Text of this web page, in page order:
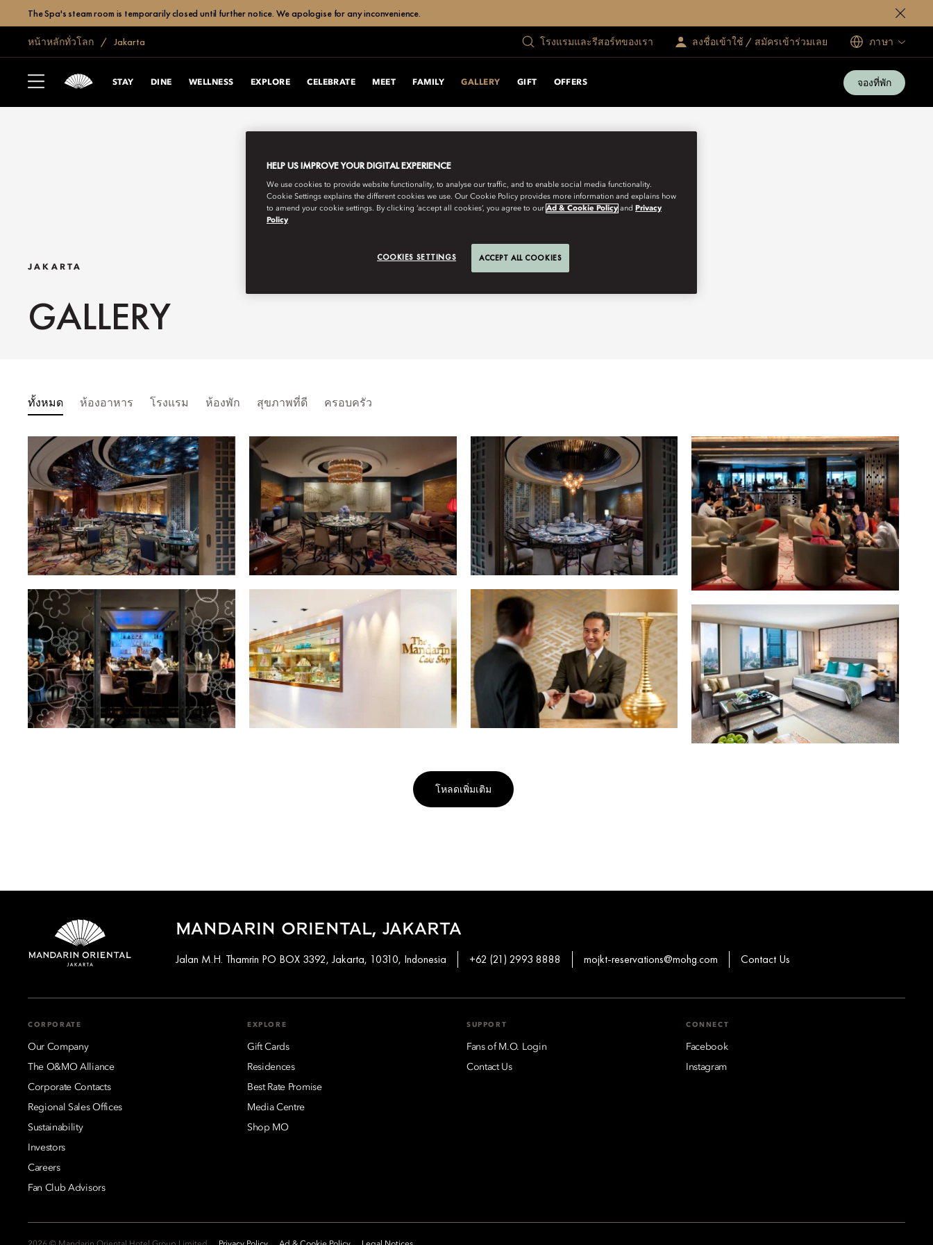
The Spa's steam room is temporarily closed until further notice. We apologise for any inconvenience.
หน้าหลักทั่วโลก Jakarta โรงแรมและรีสอร์ทของเรา ลงชื่อเข้าใช้ / สมัครเข้าร่วมเลย ภาษา
STAY DINE WELLNESS EXPLORE CELEBRATE MEET FAMILY GALLERY GIFT OFFERS จองที่พัก
JAKARTA
GALLERY
ทั้งหมด ห้องอาหาร โรงแรม ห้องพัก สุขภาพที่ดี ครอบครัว
โหลดเพิ่มเติม
MANDARIN ORIENTAL, JAKARTA
Jalan M.H. Thamrin PO BOX 3392, Jakarta, 10310, Indonesia +62 (21) 2993 8888 mojkt-reservations@mohg.com Contact Us
CORPORATE
Our Company
The O&MO Alliance
Corporate Contacts
Regional Sales Offices
Sustainability
Investors
Careers
Fan Club Advisors
EXPLORE
Gift Cards
Residences
Best Rate Promise
Media Centre
Shop MO
SUPPORT
Fans of M.O. Login
Contact Us
CONNECT
Facebook
Instagram
HELP US IMPROVE YOUR DIGITAL EXPERIENCE
We use cookies to provide website functionality, to analyse our traffic, and to enable social media functionality.
Cookie Settings explains the different cookies we use. Our Cookie Policy provides more information and explains how
to amend your cookie settings. By clicking ‘accept all cookies’, you agree to our Ad & Cookie Policy and Privacy
Policy
COOKIES SETTINGS ACCEPT ALL COOKIES